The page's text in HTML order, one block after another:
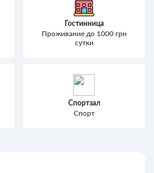
Гостинница
Проживание до 1000 грн
сутки
Спортзал
Спорт